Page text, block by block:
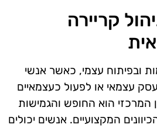
קריירה
ובפיתוח עצמי, כאשר אנשי
עצמאי או לפעול כעצמאיים
המרכזי הוא החופש והגמישות
המקצועיים. אנשים יכולים